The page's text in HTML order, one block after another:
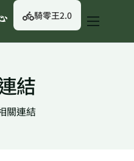
騎零王2.0
結
關連結